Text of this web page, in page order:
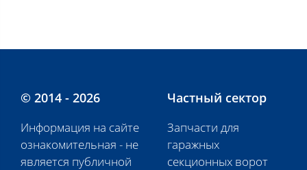
© 2014 - 2026
Информация на сайте
ознакомительная - не
является публичной
Частный сектор
Запчасти для
гаражных
секционных ворот